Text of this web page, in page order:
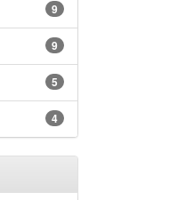
9
9
5
4